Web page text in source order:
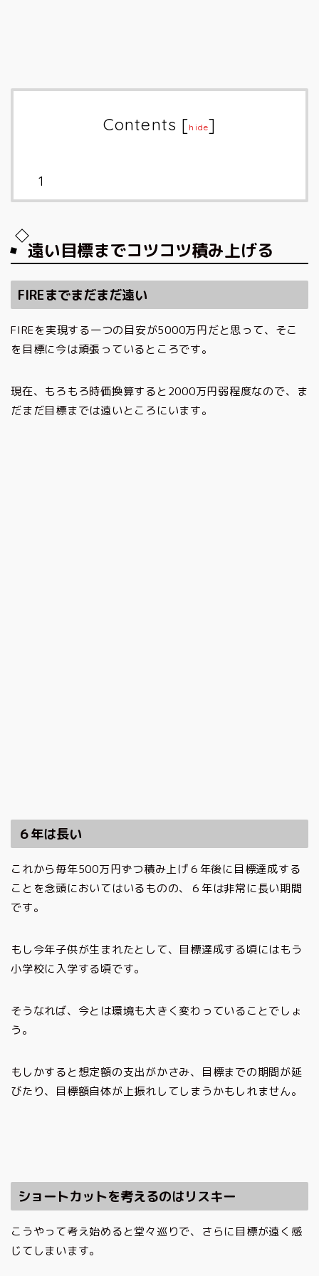
Contents [hide]
遠い目標までコツコツ積み上げる
FIREまでまだまだ遠い
FIREを実現する一つの目安が5000万円だと思って、そこ
を目標に今は頑張っているところです。
現在、もろもろ時価換算すると2000万円弱程度なので、ま
だまだ目標までは遠いところにいます。
６年は長い
これから毎年500万円ずつ積み上げ６年後に目標達成する
ことを念頭においてはいるものの、６年は非常に長い期間
です。
もし今年子供が生まれたとして、目標達成する頃にはもう
小学校に入学する頃です。
そうなれば、今とは環境も大きく変わっていることでしょ
う。
もしかすると想定額の支出がかさみ、目標までの期間が延
びたり、目標額自体が上振れしてしまうかもしれません。
ショートカットを考えるのはリスキー
こうやって考え始めると堂々巡りで、さらに目標が遠く感
じてしまいます。